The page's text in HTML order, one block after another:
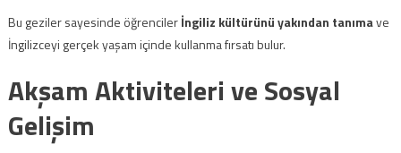
Bu geziler sayesinde öğrencilerİngiliz kültürünü yakından tanımave
İngilizceyi gerçek yaşam içinde kullanma fırsatı bulur.
Akşam Aktiviteleri ve Sosyal
Gelişim